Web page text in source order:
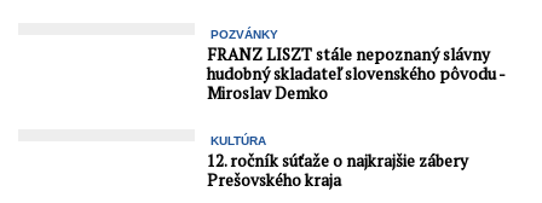
POZVÁNKY
FRANZ LISZT stále nepoznaný slávny
hudobný skladateľ slovenského pôvodu -
Miroslav Demko
KULTÚRA
12. ročník súťaže o najkrajšie zábery
Prešovského kraja